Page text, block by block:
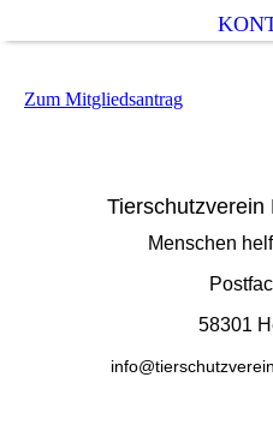
Zum Mitgliedsantrag
Tierschutzverein
Menschen
58301